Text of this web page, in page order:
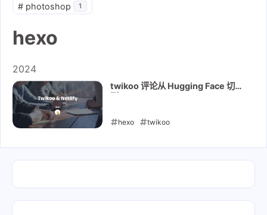
# photoshop 1
hexo
2024
twikoo 评论从 Hugging Face 切换
hexo twikoo